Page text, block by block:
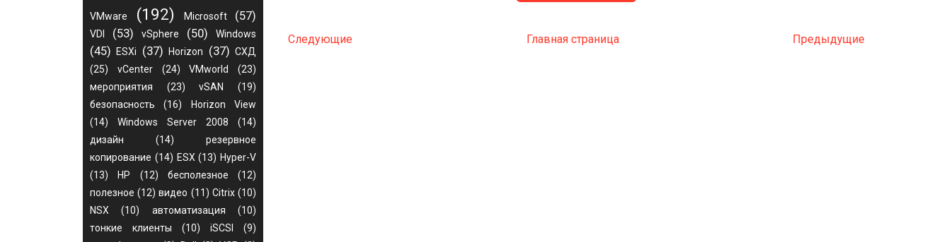
VMware (192) Microsoft (57)
VDI (53) vSphere (50) Windows
(45) ESXi (37) Horizon (37) СХД
(25)
vCenter (24) VMworld
(23)
мероприятия
(23) vSAN
(19)
безопасность
(16)
Horizon View
(14)
Windows Server 2008
(14)
дизайн
(14)
резервное
копирование (14) ESX (13) Hyper-V
(13)
HP (12) бесполезное
(12)
полезное (12) видео (11) Citrix (10)
NSX
(10) автоматизация
(10)
тонкие клиенты
(10) iSCSI
(9)
Следующие Предыдущие
Главная страница